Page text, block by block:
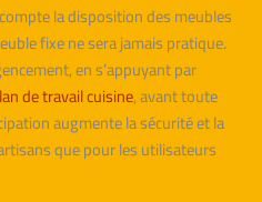
la disposition des meubles
fixe ne sera jamais pratique.
en s’appuyant par
de travail cuisine, avant toute
augmente la sécurité et la
que pour les utilisateurs